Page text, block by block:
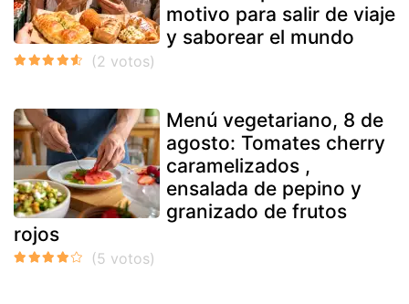
motivo para salir de viaje
y saborear el mundo
Menú vegetariano, 8 de
agosto: Tomates cherry
caramelizados ,
ensalada de pepino y
granizado de frutos
rojos